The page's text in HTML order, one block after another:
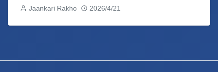
Jaankari Rakho 2026/4/21